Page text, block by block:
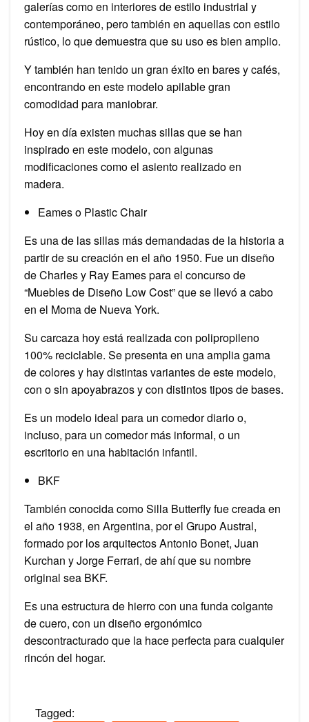
galerías como en interiores de estilo industrial y
contemporáneo, pero también en aquellas con estilo
rústico, lo que demuestra que su uso es bien amplio.
Y también han tenido un gran éxito en bares y cafés,
encontrando en este modelo apilable gran
comodidad para maniobrar.
Hoy en día existen muchas sillas que se han
inspirado en este modelo, con algunas
modificaciones como el asiento realizado en
madera.
Eames o Plastic Chair
Es una de las sillas más demandadas de la historia a
partir de su creación en el año 1950. Fue un diseño
de Charles y Ray Eames para el concurso de
“Muebles de Diseño Low Cost” que se llevó a cabo
en el Moma de Nueva York.
Su carcaza hoy está realizada con polipropileno
100% reciclable. Se presenta en una amplia gama
de colores y hay distintas variantes de este modelo,
con o sin apoyabrazos y con distintos tipos de bases.
Es un modelo ideal para un comedor diario o,
incluso, para un comedor más informal, o un
escritorio en una habitación infantil.
BKF
También conocida como Silla Butterfly fue creada en
el año 1938, en Argentina, por el Grupo Austral,
formado por los arquitectos Antonio Bonet, Juan
Kurchan y Jorge Ferrari, de ahí que su nombre
original sea BKF.
Es una estructura de hierro con una funda colgante
de cuero, con un diseño ergonómico
descontracturado que la hace perfecta para cualquier
rincón del hogar.
Tagged: